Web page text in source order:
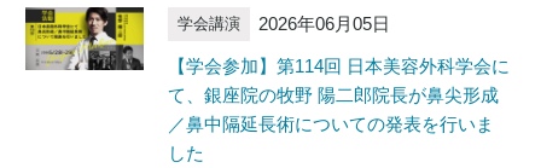
学会講演 2026年06月05日
【学会参加】第114回 日本美容外科学会に
て、銀座院の牧野 陽二郎院長が鼻尖形成
／鼻中隔延長術についての発表を行いま
した